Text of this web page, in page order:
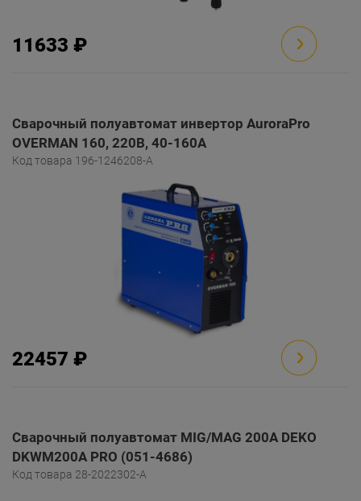
11633 ₽
Сварочный полуавтомат инвертор AuroraPro
OVERMAN 160, 220В, 40-160А
Код товара 196-1246208-A
22457 ₽
Сварочный полуавтомат MIG/MAG 200A DEKO
DKWM200A PRO (051-4686)
Код товара 28-2022302-A